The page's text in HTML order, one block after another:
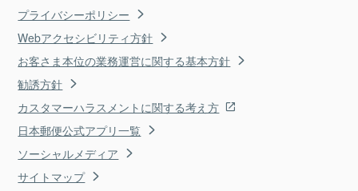
プライバシーポリシー
Webアクセシビリティ方針
お客さま本位の業務運営に関する基本方針
勧誘方針
カスタマーハラスメントに関する考え方
日本郵便公式アプリ一覧
ソーシャルメディア
サイトマップ